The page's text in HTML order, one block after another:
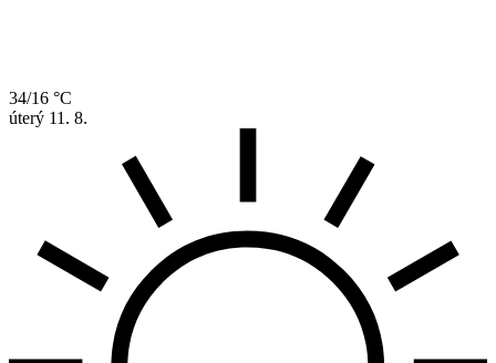
34/16 °C
úterý 11. 8.